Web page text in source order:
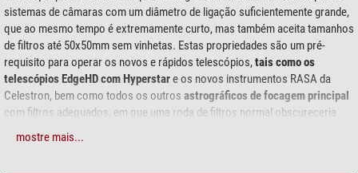
sistemas de câmaras com um diâmetro de ligação suficientemente grande,
que ao mesmo tempo é extremamente curto, mas também aceita tamanhos
de filtros até 50x50mm sem vinhetas. Estas propriedades são um pré-
requisito para operar os novos e rápidos telescópios,tais como os
telescópios EdgeHD com Hyperstare os novos instrumentos RASA da
Celestron, bem como todos os outros astrográficos de focagem principal
com filtros adequados, em que uma roda de filtros normal obscureceria
demasiado a abertura frontal. Além disso, as ópticas de focagem principal
estão inevitavelmente equipadas com uma focagem posterior muito curta e
mostre mais...